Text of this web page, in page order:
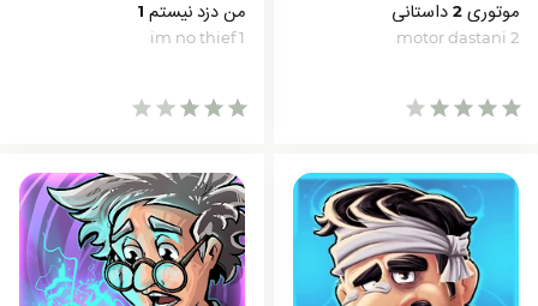
موتوری 2 داستانی
motor dastani 2
من دزد نیستم 1
im no thief 1